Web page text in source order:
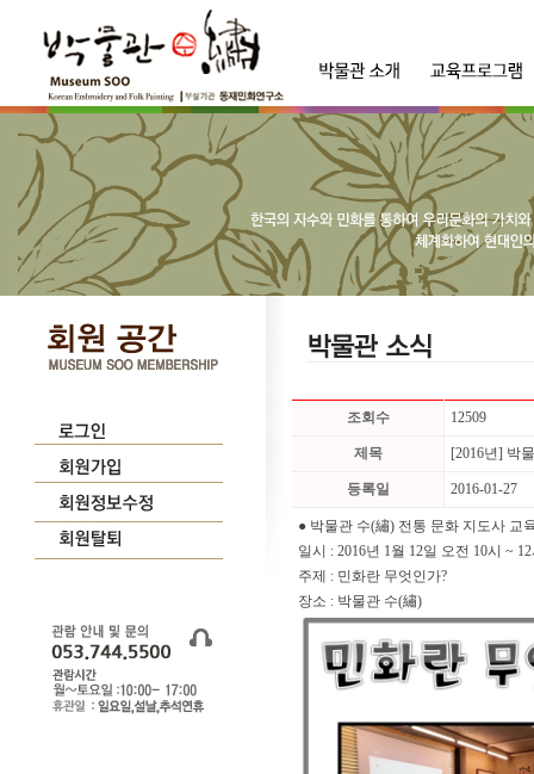
조회수 12509
제목 [2016년] 박
등록일 2016-01-27
● 박물관 수(繡) 전통 문화 지도사 교
일시 : 2016년 1월 12일 오전 10시 ~
주제 : 민화란 무엇인가?
장소 : 박물관 수(繡)